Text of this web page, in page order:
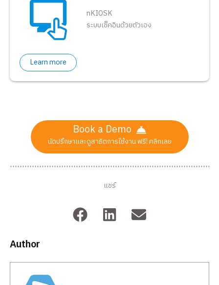
nKIOSK
ระบบเช็คอินด้วยตัวเอง
Learn more
Book a Demo
นัดปรึกษาและดูสาธิตการใช้งาน ฟรี! คลิกเลย
แชร์
Author